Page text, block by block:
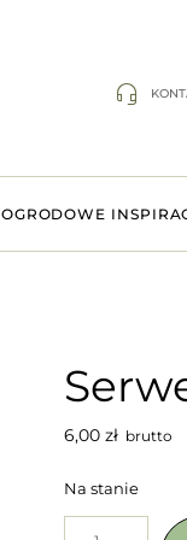
OGRODOWE
6,00 złbrutto
Na stanie